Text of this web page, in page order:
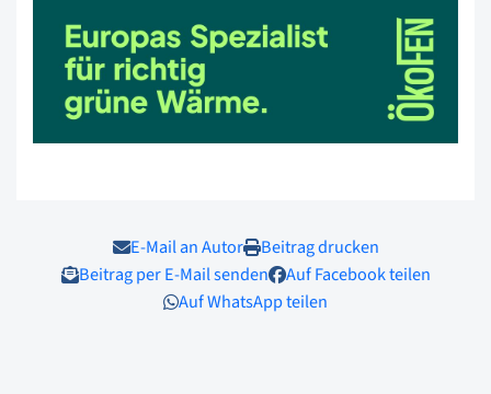
E-Mail an Autor
Beitrag drucken
Beitrag per E-Mail senden
Auf Facebook teilen
Auf WhatsApp teilen